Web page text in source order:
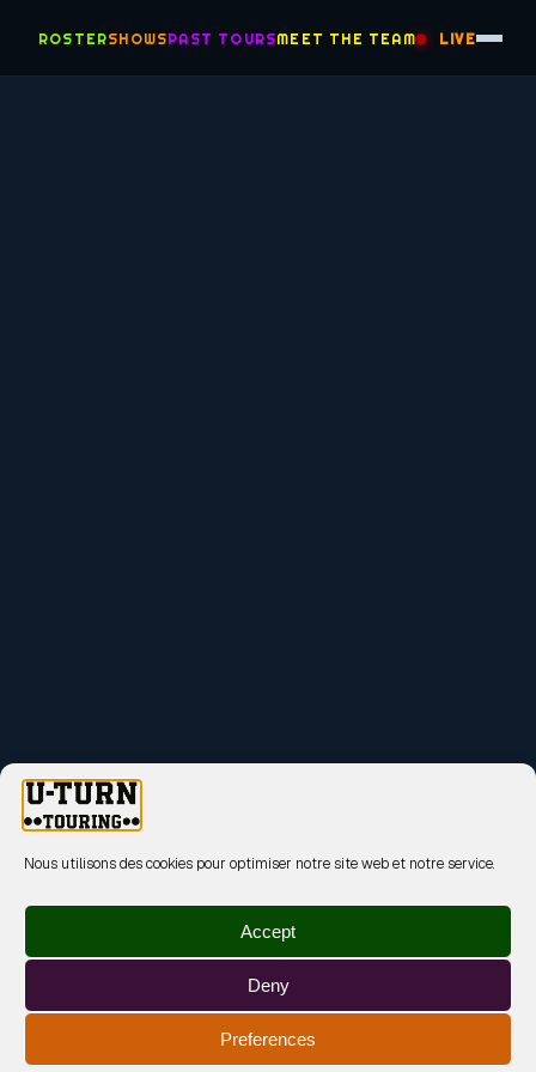
Nous utilisons des cookies pour optimiser notre site web et notre service.
Accept
Deny
Preferences
ROSTERSHOWSPAST TOURSMEET THE TEAM LIVE